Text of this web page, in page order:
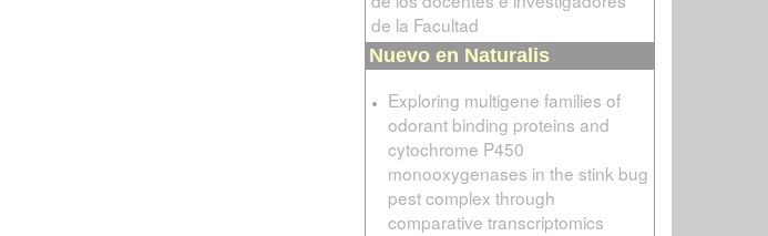
de la Facultad
Nuevo en Naturalis
Exploring multigene families of
odorant binding proteins and
cytochrome P450
monooxygenases in the stink bug
pest complex through
comparative transcriptomics